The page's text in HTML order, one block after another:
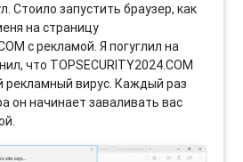
Стоило запустить браузер, как
на страницу
с рекламой. Я погуглил на
что TOPSECURITY2024.COM
рекламный вирус. Каждый раз
он начинает заваливать вас